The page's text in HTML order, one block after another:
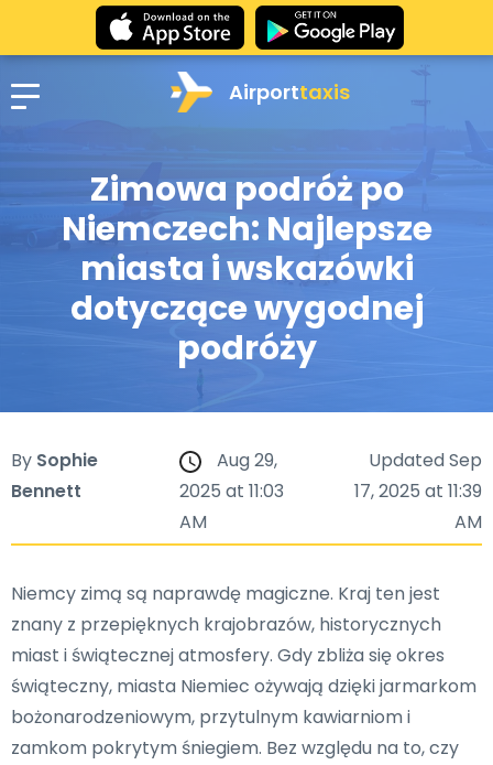
Airporttaxis
Zimowa podróż po
Niemczech: Najlepsze
miasta i wskazówki
dotyczące wygodnej
podróży
By Sophie
Bennett
Aug 29,
2025 at 11:03
AM
Updated Sep
17, 2025 at 11:39
AM
Niemcy zimą są naprawdę magiczne. Kraj ten jest
znany z przepięknych krajobrazów, historycznych
miast i świątecznej atmosfery. Gdy zbliża się okres
świąteczny, miasta Niemiec ożywają dzięki jarmarkom
bożonarodzeniowym, przytulnym kawiarniom i
zamkom pokrytym śniegiem. Bez względu na to, czy